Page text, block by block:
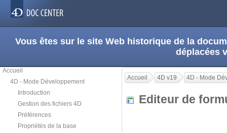
Vous êtes sur le site Web historique de la
déplacées
Accueil
4D - Mode Développement
Introduction
Gestion des fichiers 4D
Préférences
Propriétés de la base
Accueil 4D v19 4D - Mode
Editeur de